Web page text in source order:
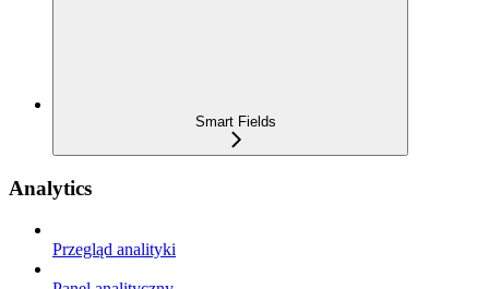
Smart Fields
Analytics
Przegląd analityki